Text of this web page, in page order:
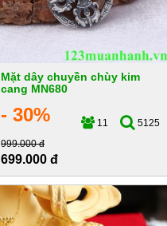
Mặt dây chuyền chùy kim
cang MN680
- 30% 11
5125
999.000 đ
699.000 đ